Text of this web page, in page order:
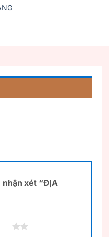
nhận xét “ĐỊA